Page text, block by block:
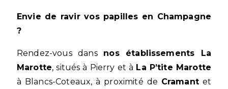
Envie de ravir vos papilles en Champagne
?
Rendez-vous dans nos établissements La
Marotte, situés à Pierry et à La P’tite Marotte
à Blancs-Coteaux, à proximité de Cramantet